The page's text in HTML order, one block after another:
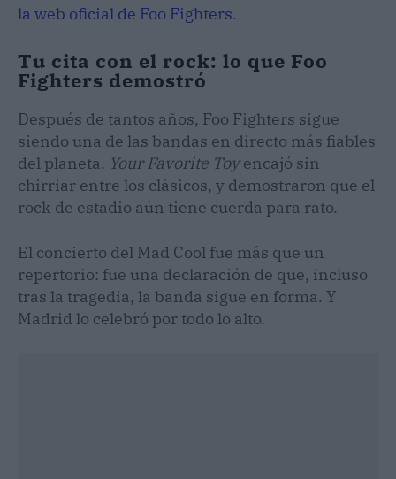
la web oficial de Foo Fighters.
Tu cita con el rock: lo que Foo
Fighters demostró
Después de tantos años, Foo Fighters sigue
siendo una de las bandas en directo más fiables
del planeta. Your Favorite Toyencajó sin
chirriar entre los clásicos, y demostraron que el
rock de estadio aún tiene cuerda para rato.
El concierto del Mad Cool fue más que un
repertorio: fue una declaración de que, incluso
tras la tragedia, la banda sigue en forma. Y
Madrid lo celebró por todo lo alto.